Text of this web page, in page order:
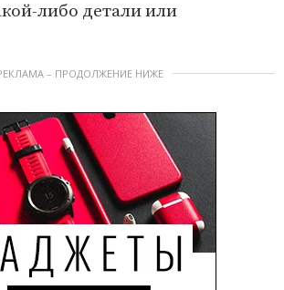
либо детали или
– ПРОДОЛЖЕНИЕ НИЖЕ